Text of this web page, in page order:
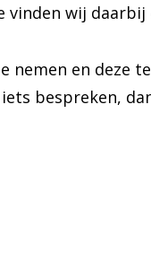
vinden wij daarbij
nemen en deze
bespreken,